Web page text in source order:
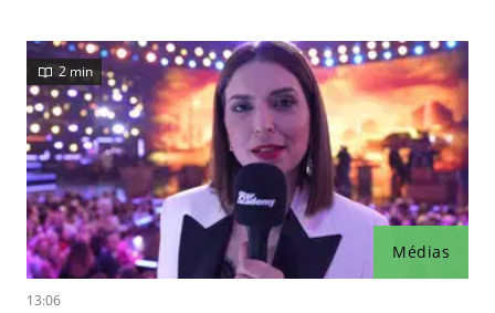
Médias
2 min
13:06